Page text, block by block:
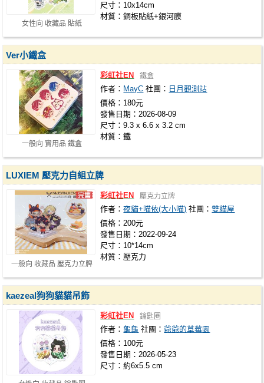
女性向 收藏品 貼紙
尺寸：10x14cm
材質：銅板貼紙+銀河膜
一般向 實用品 鐵盒
Ver小鐵盒
彩虹社EN 鐵盒
作者： MayC 社團： 日月觀測站
價格：180元
發售日期：2026-08-09
尺寸：9.3 x 6.6 x 3.2 cm
材質：鐵
一般向 收藏品 壓克力立牌
LUXIEM 壓克力自組立牌
彩虹社EN 壓克力立牌
作者：夜貓+喵依(大小喵) 社團：雙貓屋
價格：200元
發售日期：2022-09-24
尺寸：10*14cm
材質：壓克力
kaezeal狗狗貓貓吊飾
彩虹社EN 鑰匙圈
作者：龜龜 社團：爺爺的草莓園
價格：100元
發售日期：2026-05-23
尺寸：約6x5.5 cm